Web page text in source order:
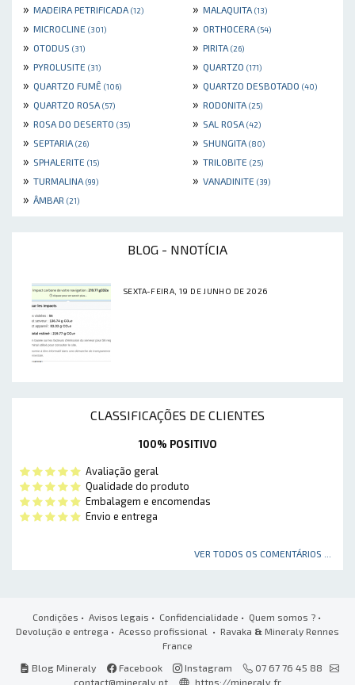
» MADEIRA PETRIFICADA (12) » MALAQUITA (13)
» MICROCLINE (301) » ORTHOCERA (54)
» OTODUS (31) » PIRITA (26)
» PYROLUSITE (31) » QUARTZO (171)
» QUARTZO FUMÊ (106) » QUARTZO DESBOTADO (40)
» QUARTZO ROSA (57) » RODONITA (25)
» ROSA DO DESERTO (35) » SAL ROSA (42)
» SEPTARIA (26) » SHUNGITA (80)
» SPHALERITE (15) » TRILOBITE (25)
» TURMALINA (99) » VANADINITE (39)
» ÂMBAR (21)
BLOG - NNOTÍCIA
SEXTA-FEIRA, 19 DE JUNHO DE 2026
CLASSIFICAÇÕES DE CLIENTES
100% POSITIVO
Avaliação geral
Qualidade do produto
Embalagem e encomendas
Envio e entrega
VER TODOS OS COMENTÁRIOS ...
Condições • Avisos legais • Confidencialidade • Quem somos ?•
Devolução e entrega • Acesso profissional • Ravaka & Mineraly Rennes
France
Blog Mineraly
Facebook Instagram
07 67 76 45 88
contact@mineraly.pt
https://mineraly.fr